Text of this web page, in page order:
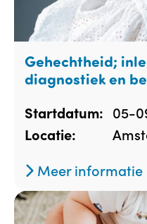
Gehechtheid;
diagnostiek en
Startdatum: 05-
Locatie:
Meer informatie